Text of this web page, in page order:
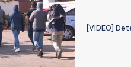
[VIDEO]